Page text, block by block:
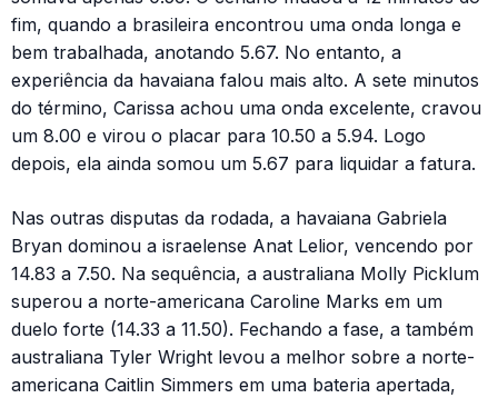
fim, quando a brasileira encontrou uma onda longa e
bem trabalhada, anotando 5.67. No entanto, a
experiência da havaiana falou mais alto. A sete minutos
do término, Carissa achou uma onda excelente, cravou
um 8.00 e virou o placar para 10.50 a 5.94. Logo
depois, ela ainda somou um 5.67 para liquidar a fatura.
Nas outras disputas da rodada, a havaiana Gabriela
Bryan dominou a israelense Anat Lelior, vencendo por
14.83 a 7.50. Na sequência, a australiana Molly Picklum
superou a norte-americana Caroline Marks em um
duelo forte (14.33 a 11.50). Fechando a fase, a também
australiana Tyler Wright levou a melhor sobre a norte-
americana Caitlin Simmers em uma bateria apertada,